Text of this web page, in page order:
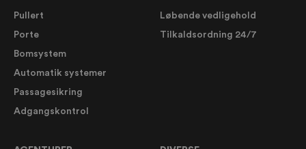
Pullert
Porte
Bomsystem
Automatik systemer
Passagesikring
Adgangskontrol
Løbende vedligehold
Tilkaldsordning 24/7